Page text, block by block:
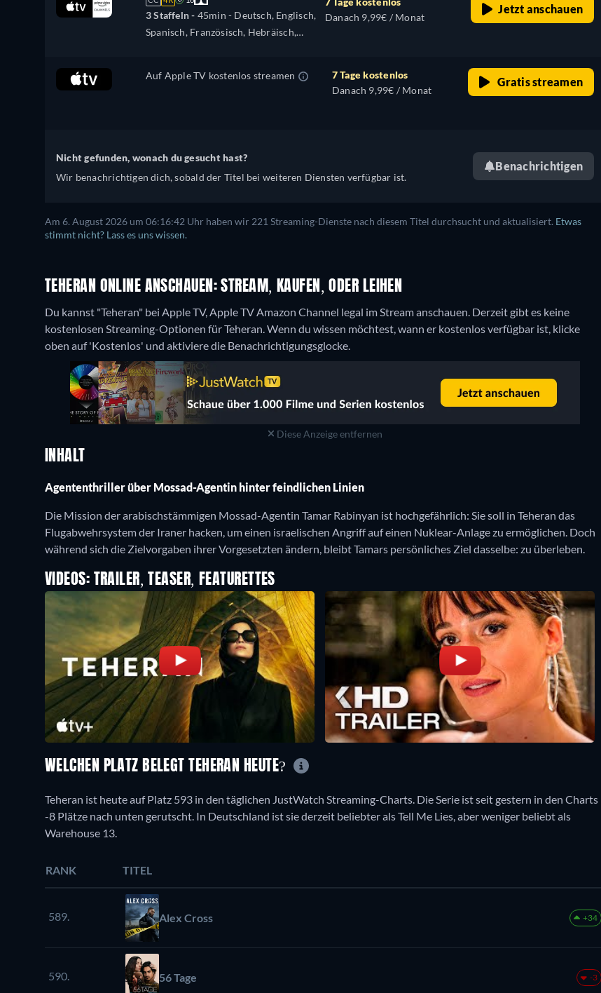
3 Staffeln - 45min - Deutsch, Englisch,
Spanisch, Französisch, Hebräisch,
Danach 9,99€ / Monat
Jetzt anschauen
Auf Apple TV kostenlos streamen
7 Tage kostenlos
Danach 9,99€ / Monat
Gratis streamen
Nicht gefunden, wonach du gesucht hast?
Wir benachrichtigen dich, sobald der Titel bei weiteren Diensten verfügbar ist.
Benachrichtigen
Am 6. August 2026 um 06:16:42 Uhr haben wir 221 Streaming-Dienste nach diesem Titel durchsucht und aktualisiert. Etwas
stimmt nicht? Lass es uns wissen.
TEHERAN ONLINE ANSCHAUEN: STREAM, KAUFEN, ODER LEIHEN
Du kannst "Teheran" bei Apple TV, Apple TV Amazon Channel legal im Stream anschauen. Derzeit gibt es keine
kostenlosen Streaming-Optionen für Teheran. Wenn du wissen möchtest, wann er kostenlos verfügbar ist, klicke
oben auf 'Kostenlos' und aktiviere die Benachrichtigungsglocke.
Diese Anzeige entfernen
INHALT
Agententhriller über Mossad-Agentin hinter feindlichen Linien
Die Mission der arabischstämmigen Mossad-Agentin Tamar Rabinyan ist hochgefährlich: Sie soll in Teheran das
Flugabwehrsystem der Iraner hacken, um einen israelischen Angriff auf einen Nuklear-Anlage zu ermöglichen. Doch
während sich die Zielvorgaben ihrer Vorgesetzten ändern, bleibt Tamars persönliches Ziel dasselbe: zu überleben.
VIDEOS: TRAILER, TEASER, FEATURETTES
WELCHEN PLATZ BELEGT TEHERAN HEUTE?
Teheran ist heute auf Platz 593 in den täglichen JustWatch Streaming-Charts. Die Serie ist seit gestern in den Charts
-8 Plätze nach unten gerutscht. In Deutschland ist sie derzeit beliebter als Tell Me Lies, aber weniger beliebt als
Warehouse 13.
RANK TITEL
589. Alex Cross +34
590. 56 Tage -3